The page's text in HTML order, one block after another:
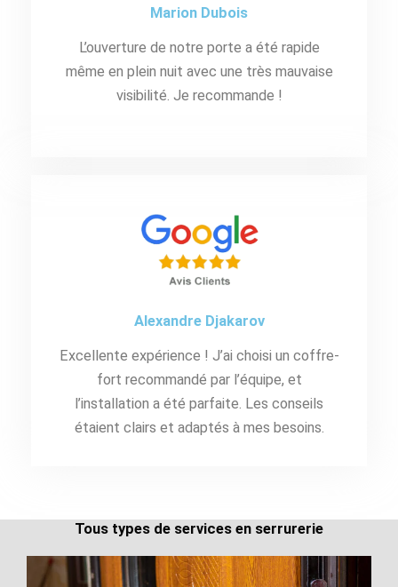
Marion Dubois
L’ouverture de notre porte a été rapide
même en plein nuit avec une très mauvaise
visibilité. Je recommande !
Alexandre Djakarov
Excellente expérience ! J’ai choisi un coffre-
fort recommandé par l’équipe, et
l’installation a été parfaite. Les conseils
étaient clairs et adaptés à mes besoins.
Tous types de services en serrurerie